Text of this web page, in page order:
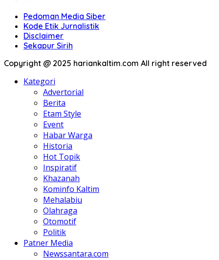
Pedoman Media Siber
Kode Etik Jurnalistik
Disclaimer
Sekapur Sirih
Copyright @ 2025 hariankaltim.com All right reserved
Kategori
Advertorial
Berita
Etam Style
Event
Habar Warga
Historia
Hot Topik
Inspiratif
Khazanah
Kominfo Kaltim
Mehalabiu
Olahraga
Otomotif
Politik
Patner Media
Newssantara.com